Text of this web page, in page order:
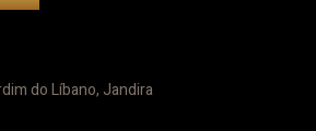
do Líbano, Jandira